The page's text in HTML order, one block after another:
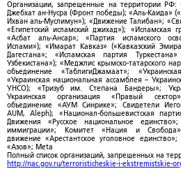
Организации, запрещенные на территории РФ:
Джебхат ан-Нусра (Фронт победы); «Аль-Каида»
Ихван аль-Муслимун»); «Движение Талибан»;
«Египетский исламский джихад»); «Исламская
«Асбат аль-Ансар»; «Партия исламского
Ислами»); «Имарат Кавказ» («Кавказский
Дагестана»; «Исламская партия
Узбекистана»); «Меджлис крымско-татарского
объединение «ТаблигиДжамаат»;
«Украинская национальная ассамблея –
УНСО); «Тризуб им. Степана Бандеры»;
Украинская организация «Правый
объединение «АУМ Синрике»; Свидетели
AUM, Aleph); «Национал-большевистская
Движения «Русское национальное
иммиграции»; Комитет «Нация и
движение «Арестантское уголовное
«Азов»; Meta
Полный список организаций, запрещенных на
http://nac.gov.ru/terroristicheskie-i-ekstremistskie-